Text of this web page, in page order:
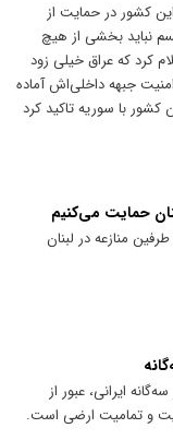
کشور در حمایت از
نباید بخشی از هیچ
کرد که عراق خیلی زود
جبهه‌ داخلی‌اش آماده
با سوریه تاکید کرد
حمایت می‌کنیم
منازعه در لبنان
ایرانی، عبور از
و تمامیت ارضی است.